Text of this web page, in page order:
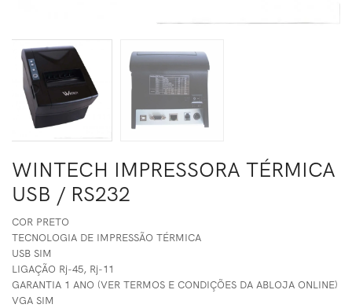
WINTECH IMPRESSORA TÉRMICA
USB / RS232
COR PRETO
TECNOLOGIA DE IMPRESSÃO TÉRMICA
USB SIM
LIGAÇÃO Rj-45, Rj-11
GARANTIA 1 ANO (VER TERMOS E CONDIÇÕES DA ABLOJA ONLINE)
VGA SIM